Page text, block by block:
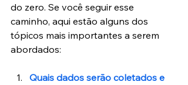
do zero. Se você seguir esse
caminho, aqui estão alguns dos
tópicos mais importantes a serem
abordados:
Quais dados serão coletados e